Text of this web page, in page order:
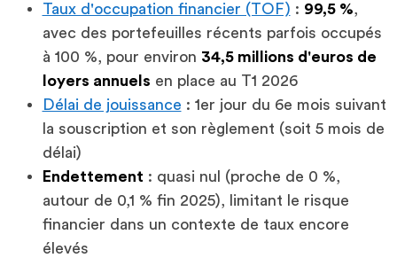
Taux d'occupation financier (TOF) : 99,5 %,
avec des portefeuilles récents parfois occupés
à 100 %, pour environ 34,5 millions d'euros de
loyers annuels en place au T1 2026
Délai de jouissance : 1er jour du 6e mois suivant
la souscription et son règlement (soit 5 mois de
délai)
Endettement : quasi nul (proche de 0 %,
autour de 0,1 % fin 2025), limitant le risque
financier dans un contexte de taux encore
élevés